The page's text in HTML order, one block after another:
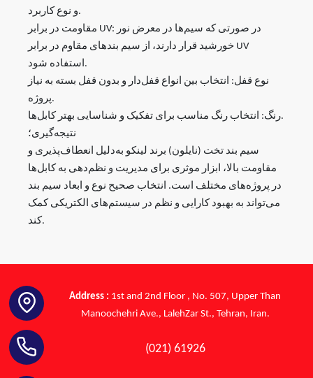
و نوع کاربرد.
مقاومت در برابر UV: در صورتی که سیم‌ها در معرض نور
خورشید قرار دارند، از سیم بندهای مقاوم در برابر UV
استفاده شود.
نوع قفل: انتخاب بین انواع قفل‌دار و بدون قفل بسته به نیاز
پروژه.
رنگ: انتخاب رنگ مناسب برای تفکیک و شناسایی بهتر کابل‌ها.
نتیجه‌گیری؛
سیم بند تخت (نایلون) برند لینکو به‌دلیل انعطاف‌پذیری و
مقاومت بالا، ابزار موثری برای مدیریت و نظم‌دهی به کابل‌ها
در پروژه‌های مختلف است. انتخاب صحیح نوع و ابعاد سیم بند
می‌تواند به بهبود کارایی و نظم در سیستم‌های الکتریکی کمک
کند.
Address : 1st and 2nd Floor , No. 507, Upper Than
Manoochehri Ave., LalehZar St., Tehran, Iran.
(021) 61926